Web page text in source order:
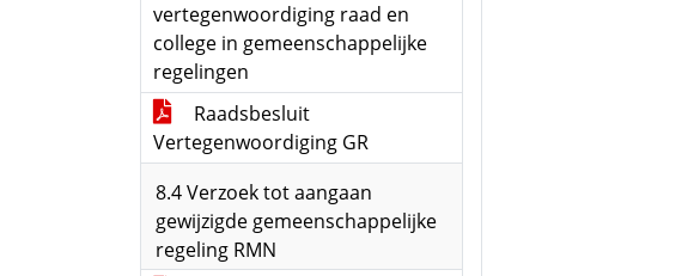
vertegenwoordiging raad en
college in gemeenschappelijke
regelingen
Raadsbesluit
Vertegenwoordiging GR
8.4 Verzoek tot aangaan
gewijzigde gemeenschappelijke
regeling RMN